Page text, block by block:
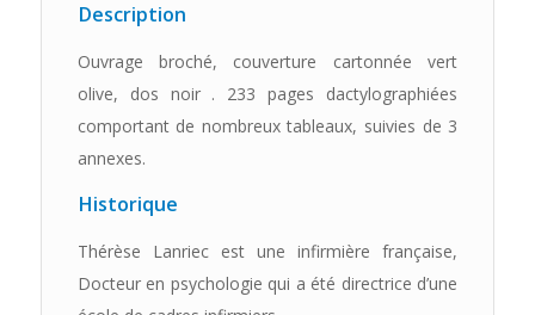
Description
Ouvrage broché, couverture cartonnée vert
olive, dos noir . 233 pages dactylographiées
comportant de nombreux tableaux, suivies de 3
annexes.
Historique
Thérèse Lanriec est une infirmière française,
Docteur en psychologie qui a été directrice d’une